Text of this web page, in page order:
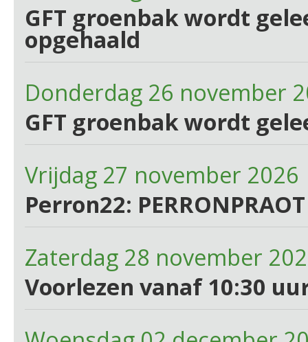
GFT groenbak wordt
opgehaald
Donderdag 26 november
GFT groenbak wordt
Vrijdag 27 november
Perron22: PERRONPRAOT
Zaterdag 28 november
Voorlezen vanaf 10:30